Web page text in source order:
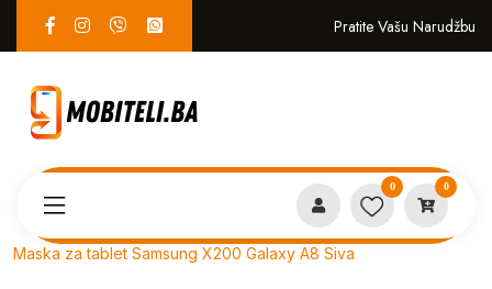
Pratite Vašu Narudžbu
0 0
Maska za tablet Samsung X200 Galaxy A8 Siva